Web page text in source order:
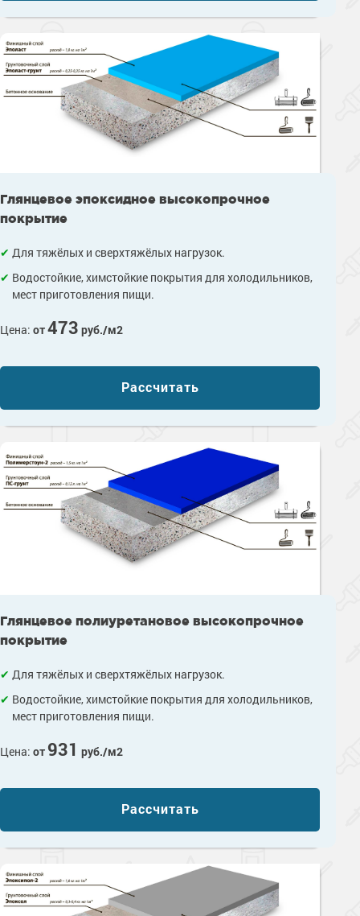
Глянцевое эпоксидное высокопрочное
покрытие
Для тяжёлых и сверхтяжёлых нагрузок.
Водостойкие, химстойкие покрытия для холодильников,
мест приготовления пищи.
Цена: от473 руб./м2
Рассчитать
Глянцевое полиуретановое высокопрочное
покрытие
Для тяжёлых и сверхтяжёлых нагрузок.
Водостойкие, химстойкие покрытия для холодильников,
мест приготовления пищи.
Цена: от 931 руб./м2
Рассчитать